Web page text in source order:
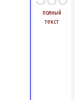
полный
текст